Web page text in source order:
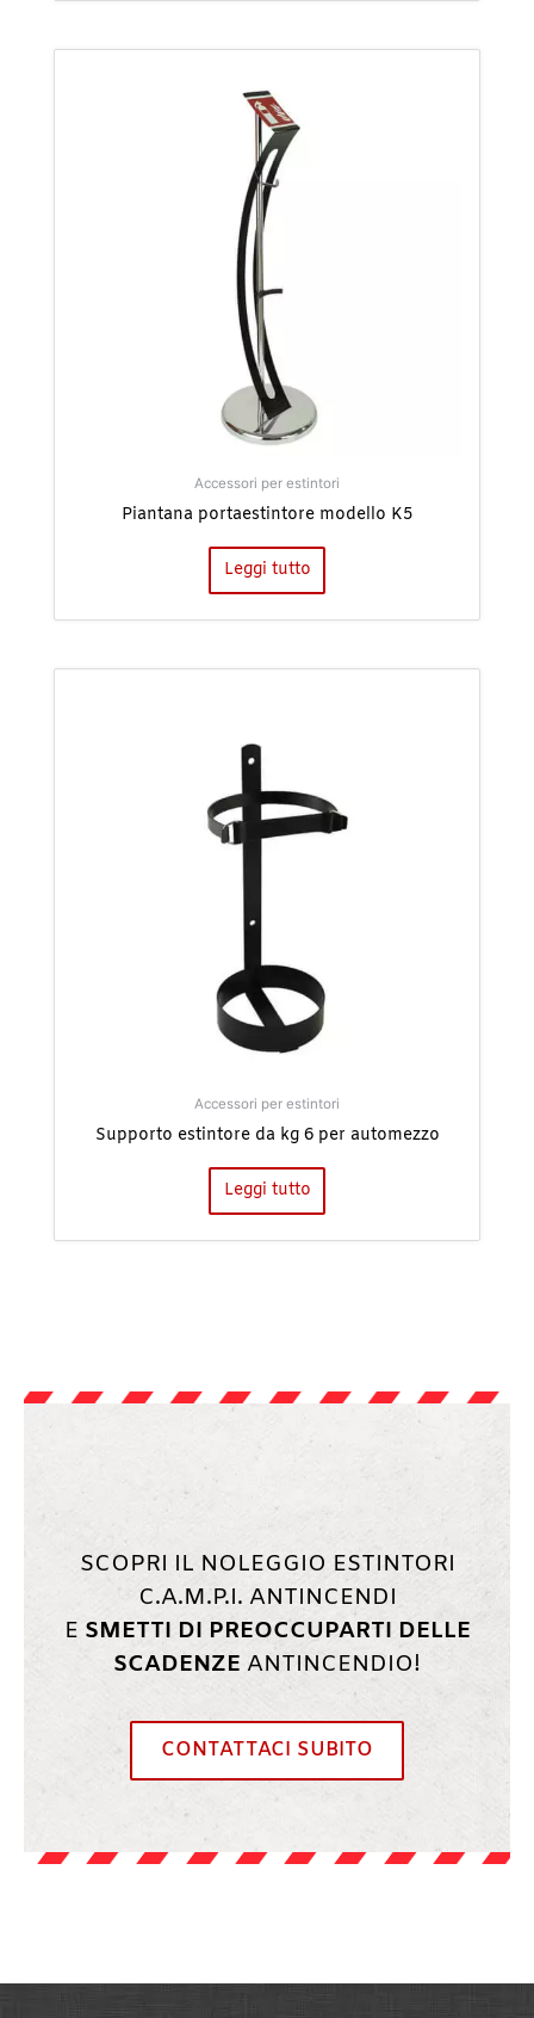
Accessori per estintori
Piantana portaestintore modello K5
Leggi tutto
Accessori per estintori
Supporto estintore da kg 6 per automezzo
Leggi tutto
SCOPRI IL NOLEGGIO ESTINTORI
C.A.M.P.I. ANTINCENDI
E SMETTI DI PREOCCUPARTI DELLE
SCADENZE ANTINCENDIO!
CONTATTACI SUBITO